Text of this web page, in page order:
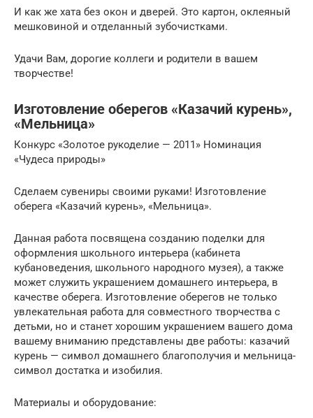
И как же хата без окон и дверей. Это картон, оклеяный
мешковиной и отделанный зубочистками.
Удачи Вам, дорогие коллеги и родители в вашем
творчестве!
Изготовление оберегов «Казачий курень»,
«Мельница»
Конкурс «Золотое рукоделие — 2011» Номинация
«Чудеса природы»
Сделаем сувениры своими руками! Изготовление
оберега «Казачий курень», «Мельница».
Данная работа посвящена созданию поделки для
оформления школьного интерьера (кабинета
кубановедения, школьного народного музея), а также
может служить украшением домашнего интерьера, в
качестве оберега. Изготовление оберегов не только
увлекательная работа для совместного творчества с
детьми, но и станет хорошим украшением вашего дома
вашему вниманию представлены две работы: казачий
курень — символ домашнего благополучия и мельница-
символ достатка и изобилия.
Материалы и оборудование: